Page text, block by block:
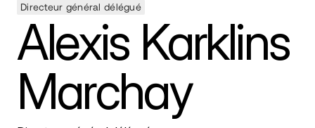
Directeur général délégué
Alexis Karklins
Marchay